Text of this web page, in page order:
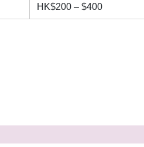
HK$200 – $400